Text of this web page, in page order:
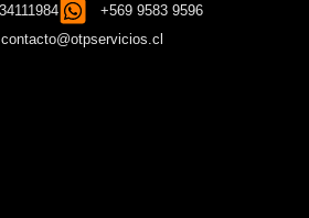
+569 9583 9596
contacto@otpservicios.cl